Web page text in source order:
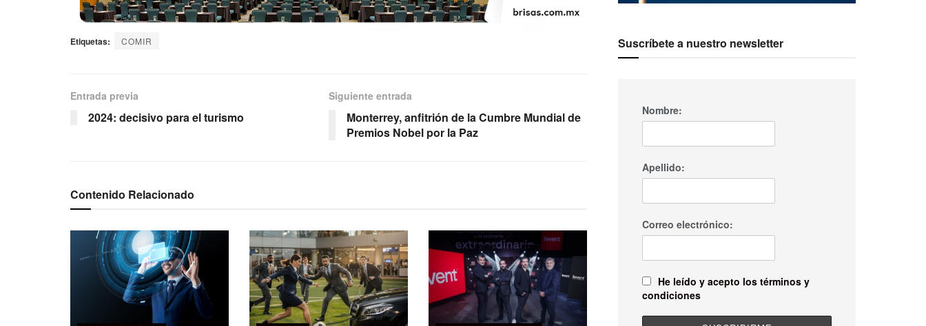
Etiquetas: COMIR
Entrada previa
2024: decisivo para el turismo
Siguiente entrada
Monterrey, anfitrión de la Cumbre Mundial de
Premios Nobel por la Paz
Contenido Relacionado
Suscríbete a nuestro newsletter
Nombre:
Apellido:
Correo electrónico:
He leído y acepto los términos y
condiciones